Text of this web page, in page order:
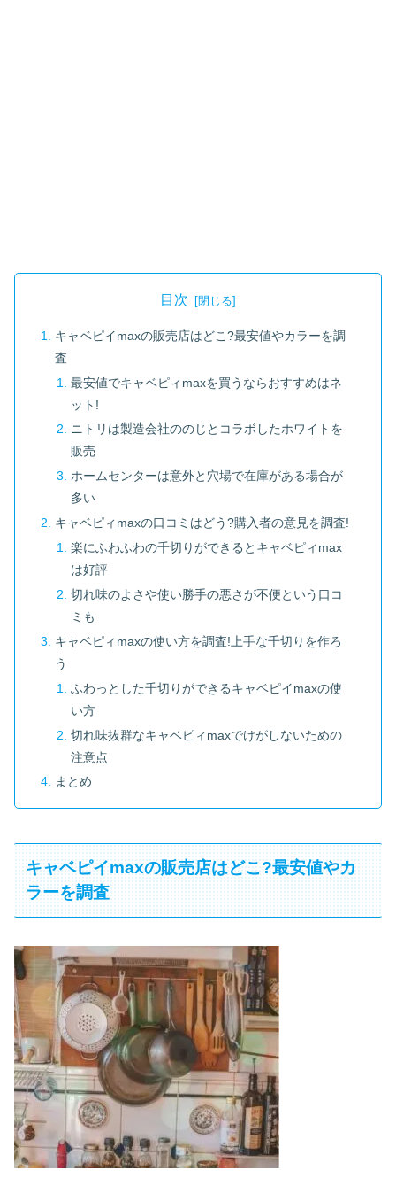
目次
キャベピイmaxの販売店はどこ?最安値やカラーを調
査
最安値でキャベピィmaxを買うならおすすめはネ
ット!
ニトリは製造会社ののじとコラボしたホワイトを
販売
ホームセンターは意外と穴場で在庫がある場合が
多い
キャベピィmaxの口コミはどう?購入者の意見を調査!
楽にふわふわの千切りができるとキャベピィmax
は好評
切れ味のよさや使い勝手の悪さが不便という口コ
ミも
キャベピィmaxの使い方を調査!上手な千切りを作ろ
う
ふわっとした千切りができるキャベピイmaxの使
い方
切れ味抜群なキャベピィmaxでけがしないための
注意点
まとめ
キャベピイmaxの販売店はどこ?最安値やカ
ラーを調査